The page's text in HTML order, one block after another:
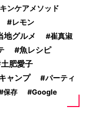
ンケアメソッド
レモン
地グルメ 崔真淑
魚レシピ
土肥愛子
ャンプ パーティ
保存 Google